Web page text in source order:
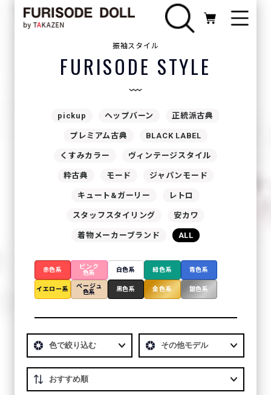
振袖スタイル
FURISODE STYLE
pickup ヘップバーン 正統派古典
プレミアム古典 BLACK LABEL
くすみカラー ヴィンテージスタイル
粋古典 モード ジャパンモード
キュート&ガーリー レトロ
スタッフスタイリング 安カワ
着物メーカーブランド ALL
赤色系
ピンク
色系
白色系 緑色系 青色系
イエロー系
ベージュ
色系
黒色系 金色系 銀色系